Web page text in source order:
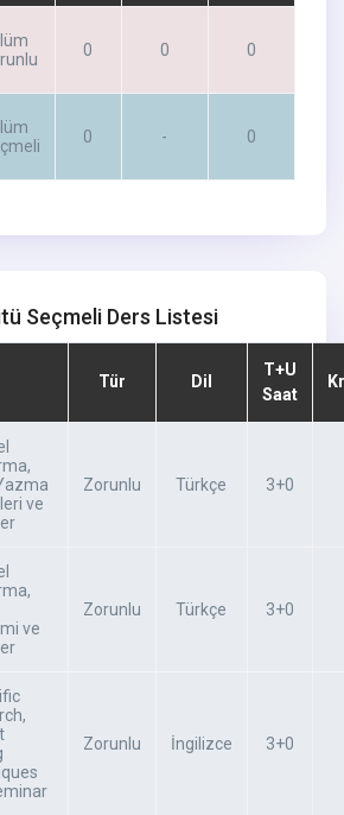
0 0 0
0 - 0
Seçmeli Ders Listesi
Tür Dil
T+U
Saat
ve
Zorunlu Türkçe 3+0
ve
Zorunlu Türkçe 3+0
Zorunlu İngilizce 3+0